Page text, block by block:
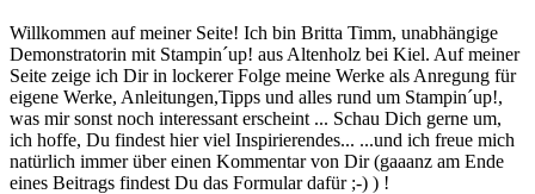
Willkommen auf meiner Seite! Ich bin Britta Timm, unabhängige
Demonstratorin mit Stampin´up! aus Altenholz bei Kiel. Auf meiner
Seite zeige ich Dir in lockerer Folge meine Werke als Anregung für
eigene Werke, Anleitungen,Tipps und alles rund um Stampin´up!,
was mir sonst noch interessant erscheint ... Schau Dich gerne um,
ich hoffe, Du findest hier viel Inspirierendes... ...und ich freue mich
natürlich immer über einen Kommentar von Dir (gaaanz am Ende
eines Beitrags findest Du das Formular dafür ;-) ) !